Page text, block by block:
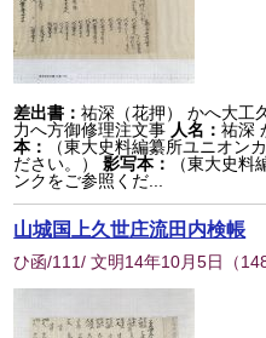
差出書：祐深（花押） かへ大工
力へ方御修理注文事 人名：祐深
本：
（東大史料編纂所ユニオン
ださい。）
影写本：
（東大史
ンクをご参照くだ...
山城国上久世庄流田内検帳
ひ函/111/ 文明14年10月5日 （